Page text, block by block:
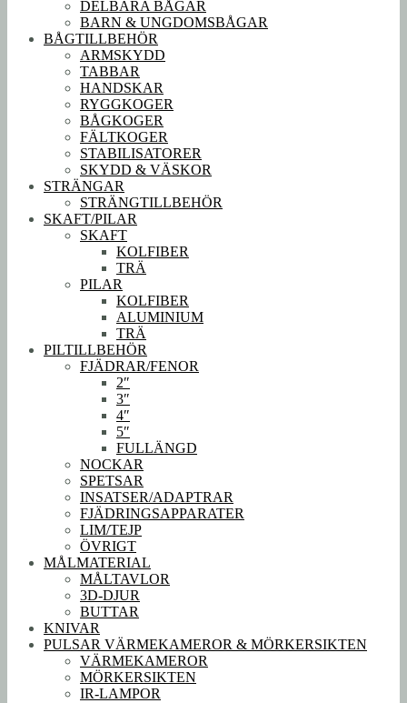
DELBARA BÅGAR
BARN & UNGDOMSBÅGAR
BÅGTILLBEHÖR
ARMSKYDD
TABBAR
HANDSKAR
RYGGKOGER
BÅGKOGER
FÄLTKOGER
STABILISATORER
SKYDD & VÄSKOR
STRÄNGAR
STRÄNGTILLBEHÖR
SKAFT/PILAR
SKAFT
KOLFIBER
TRÄ
PILAR
KOLFIBER
ALUMINIUM
TRÄ
PILTILLBEHÖR
FJÄDRAR/FENOR
2″
3″
4″
5″
FULLÄNGD
NOCKAR
SPETSAR
INSATSER/ADAPTRAR
FJÄDRINGSAPPARATER
LIM/TEJP
ÖVRIGT
MÅLMATERIAL
MÅLTAVLOR
3D-DJUR
BUTTAR
KNIVAR
PULSAR VÄRMEKAMEROR & MÖRKERSIKTEN
VÄRMEKAMEROR
MÖRKERSIKTEN
IR-LAMPOR